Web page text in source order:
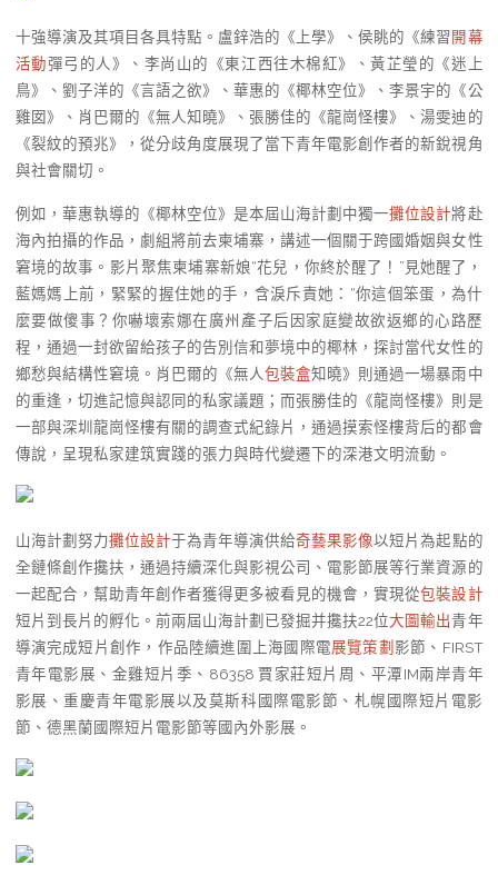
十強導演及其項目各具特點。盧鋅浩的《上學》、侯眺的《練習開幕
活動彈弓的人》、李尚山的《東江西往木棉紅》、黃芷瑩的《迷上
鳥》、劉子洋的《言語之欲》、華惠的《椰林空位》、李景宇的《公
雞囡》、肖巴爾的《無人知曉》、張勝佳的《龍崗怪樓》、湯雯迪的
《裂紋的預兆》，從分歧角度展現了當下青年電影創作者的新銳視角
與社會關切。
例如，華惠執導的《椰林空位》是本屆山海計劃中獨一攤位設計將赴
海內拍攝的作品，劇組將前去柬埔寨，講述一個關于跨國婚姻與女性
窘境的故事。影片聚焦柬埔寨新娘“花兒，你終於醒了！”見她醒了，
藍媽媽上前，緊緊的握住她的手，含淚斥責她：“你這個笨蛋，為什
麼要做傻事？你嚇壞索娜在廣州產子后因家庭變故欲返鄉的心路歷
程，通過一封欲留給孩子的告別信和夢境中的椰林，探討當代女性的
鄉愁與結構性窘境。肖巴爾的《無人包裝盒知曉》則通過一場暴雨中
的重逢，切進記憶與認同的私家議題；而張勝佳的《龍崗怪樓》則是
一部與深圳龍崗怪樓有關的調查式紀錄片，通過摸索怪樓背后的都會
傳說，呈現私家建筑實踐的張力與時代變遷下的深港文明流動。
山海計劃努力攤位設計于為青年導演供給奇藝果影像以短片為起點的
全鏈條創作攙扶，通過持續深化與影視公司、電影節展等行業資源的
一起配合，幫助青年創作者獲得更多被看見的機會，實現從包裝設計
短片到長片的孵化。前兩屆山海計劃已發掘并攙扶22位大圖輸出青年
導演完成短片創作，作品陸續進圍上海國際電展覽策劃影節、FIRST
青年電影展、金雞短片季、86358 賈家莊短片周、平潭IM兩岸青年
影展、重慶青年電影展以及莫斯科國際電影節、札幌國際短片電影
節、德黑蘭國際短片電影節等國內外影展。